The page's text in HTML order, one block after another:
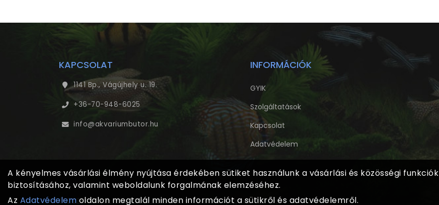
KAPCSOLAT
1141 Bp., Vágújhely u. 19.
+36-70-948-6025
info@akvariumbutor.hu
INFORMÁCIÓK
GYIK
Szolgáltatások
Kapcsolat
Adatvédelem
© 2023 - Aqua-Box Akvarisztikai Kft. - Minden jog fenntartva
A kényelmes vásárlási élmény nyújtása érdekében sütiket használunk a vásárlási és közösségi funkciók
biztosításához, valamint weboldalunk forgalmának elemzéséhez.
Az Adatvédelem oldalon megtalál minden információt a sütikről és adatvédelemről.